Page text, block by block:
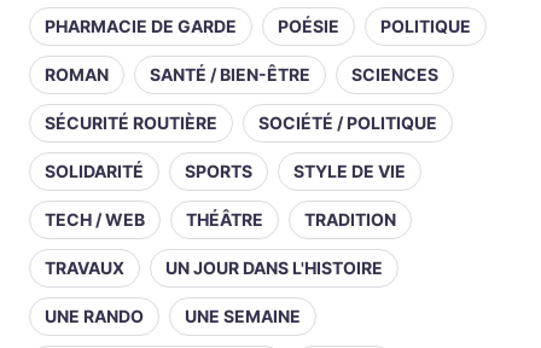
PHARMACIE DE GARDE POÉSIE POLITIQUE
ROMAN SANTÉ / BIEN-ÊTRE SCIENCES
SÉCURITÉ ROUTIÈRE SOCIÉTÉ / POLITIQUE
SOLIDARITÉ SPORTS STYLE DE VIE
TECH / WEB THÉÂTRE TRADITION
TRAVAUX UN JOUR DANS L'HISTOIRE
UNE RANDO UNE SEMAINE